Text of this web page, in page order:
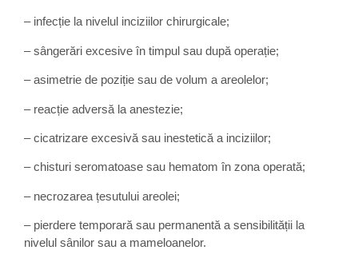
– infecție la nivelul inciziilor chirurgicale;
– sângerări excesive în timpul sau după operație;
– asimetrie de poziție sau de volum a areolelor;
– reacție adversă la anestezie;
– cicatrizare excesivă sau inestetică a inciziilor;
– chisturi seromatoase sau hematom în zona operată;
– necrozarea țesutului areolei;
– pierdere temporară sau permanentă a sensibilității la
nivelul sânilor sau a mameloanelor.